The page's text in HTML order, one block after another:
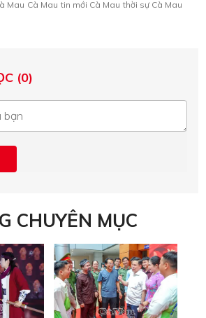
Mau Cà Mau tin mới Cà Mau thời sự Cà Mau
(0)
CHUYÊN MỤC